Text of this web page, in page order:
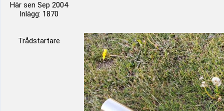
Här sen Sep 2004
Inlägg: 1870
Trådstartare